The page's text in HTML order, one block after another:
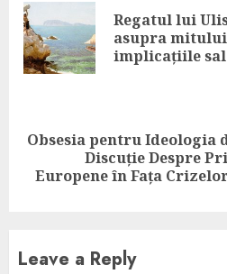
ReadingRegatul lui
asupra
implicațiile
Next
post:
Obsesia pentru Ideologia
Discuție Despre
Europene în Fața
Leave a Reply